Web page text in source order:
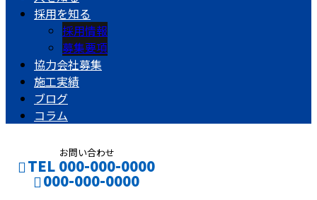
採用を知る
採用情報
募集要項
協力会社募集
施工実績
ブログ
コラム
お問い合わせ
TEL 000-000-0000
000-000-0000